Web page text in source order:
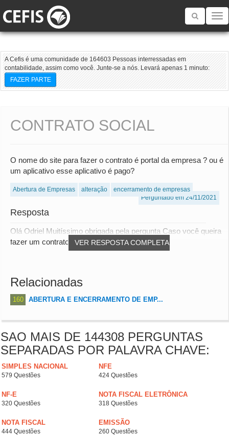
Toggle
A Cefis é uma comunidade de 164603 Pessoas interressadas em
contabilidade, assim como você. Junte-se a nós. Levará apenas 1 minuto:
FAZER PARTE
CONTRATO SOCIAL
O nome do site para fazer o contrato é portal da empresa ? ou é
um aplicativo esse aplicativo é pago?
Abertura de Empresas alteração
encerramento de empresas
Perguntado em 24/11/2021
Resposta
VER RESPOSTA COMPLETA
Olá Odriel Muitíssimo obrigada pela pergunta Caso você queira
fazer um contrato social personaliz...
Relacionadas
160 ABERTURA E ENCERRAMENTO DE EMP...
SAO MAIS DE 144308 PERGUNTAS
SEPARADAS POR PALAVRA CHAVE:
SIMPLES NACIONAL
579 Questões
NFE
424 Questões
NF-E
320 Questões
NOTA FISCAL ELETRÔNICA
318 Questões
NOTA FISCAL
444 Questões
EMISSÃO
260 Questões